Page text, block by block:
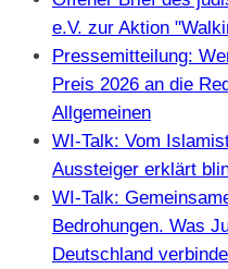
e.V. zur Aktion
Pressemitteilung:
Preis 2026 an die
Allgemeinen
WI-Talk: Vom
Aussteiger erklärt
WI-Talk:
Bedrohungen. Was
Deutschland